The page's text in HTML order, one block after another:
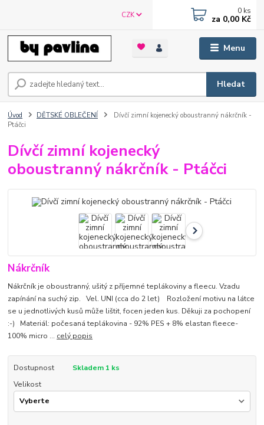
Menu
CZK
Hledat
0 ks
za 0,00 Kč
Úvod DĚTSKÉ OBLEČENÍ
Dívčí zimní kojenecký oboustranný nákrčník -
Ptáčci
Dívčí zimní kojenecký
oboustranný nákrčník - Ptáčci
Nákrčník
Nákrčník je oboustranný, ušitý z příjemné teplákoviny a fleecu. Vzadu
zapínání na suchý zip. Vel. UNI (cca do 2 let) Rozložení motivu na látce
se u jednotlivých kusů může lištit, focen jeden kus. Děkuji za pochopení
:-) Materiál: počesaná teplákovina - 92% PES + 8% elastan fleece-
100% micro ... celý popis
Dostupnost
Skladem 1 ks
Velikost